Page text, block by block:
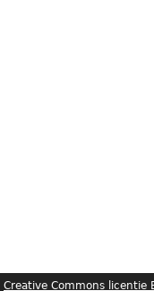
Creative Commons licentie